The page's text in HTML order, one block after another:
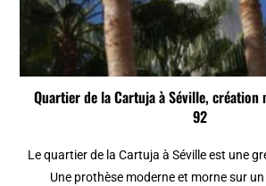
Quartier de la Cartuja à Séville, création
92
Le quartier de la Cartuja à Séville est une
Une prothèse moderne et morne sur